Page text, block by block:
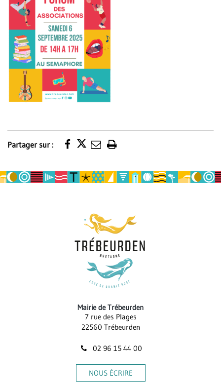
Partager sur :
Imprimer
page
Mairie de Trébeurden
7 rue des Plages
22560 Trébeurden
02 96 15 44 00
NOUS ÉCRIRE